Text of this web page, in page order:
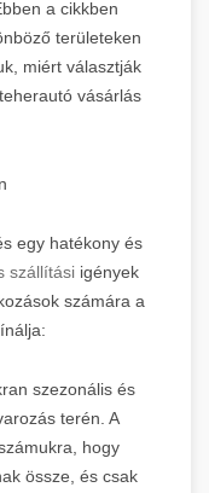
a cikkben
területeken
miért választják
vásárlás
egy hatékony és
szállításiigények
számára a
szezonális és
terén. A
hogy
össze, és csak